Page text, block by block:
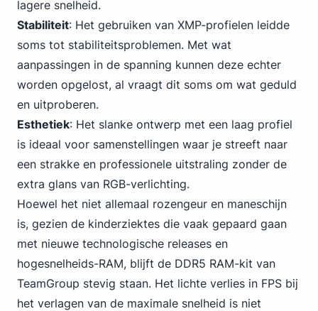
lagere snelheid.
Stabiliteit: Het gebruiken van XMP-profielen leidde
soms tot stabiliteitsproblemen. Met wat
aanpassingen in de spanning kunnen deze echter
worden opgelost, al vraagt dit soms om wat geduld
en uitproberen.
Esthetiek: Het slanke ontwerp met een laag profiel
is ideaal voor samenstellingen waar je streeft naar
een strakke en professionele uitstraling zonder de
extra glans van RGB-verlichting.
Hoewel het niet allemaal rozengeur en maneschijn
is, gezien de kinderziektes die vaak gepaard gaan
met nieuwe technologische releases en
hogesnelheids-RAM, blijft de DDR5 RAM-kit van
TeamGroup stevig staan. Het lichte verlies in FPS bij
het verlagen van de maximale snelheid is niet